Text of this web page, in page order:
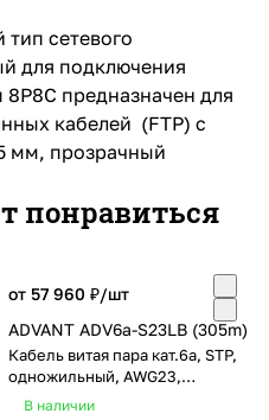
сетевого
для подключения
предназначен для
кабелей (FTP) с
мм, прозрачный
понравиться
от 57 960 ₽/шт
ADVANT ADV6a-S23LB (305m)
Кабель витая пара кат.6a, STP,
одножильный, AWG23,
оболочка LSZH, синий
В наличии